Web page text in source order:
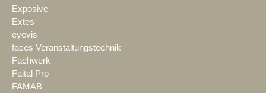
Exposive
Extes
eyevis
faces Veranstaltungstechnik
Fachwerk
Faital Pro
FAMAB